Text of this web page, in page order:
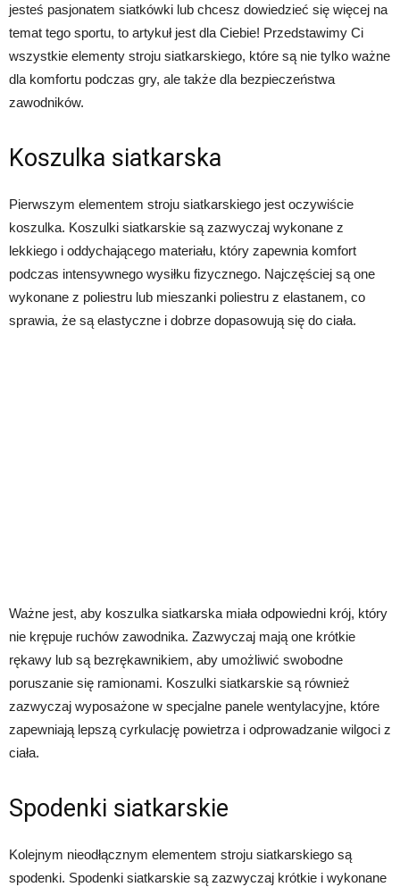
jesteś pasjonatem siatkówki lub chcesz dowiedzieć się więcej na
temat tego sportu, to artykuł jest dla Ciebie! Przedstawimy Ci
wszystkie elementy stroju siatkarskiego, które są nie tylko ważne
dla komfortu podczas gry, ale także dla bezpieczeństwa
zawodników.
Koszulka siatkarska
Pierwszym elementem stroju siatkarskiego jest oczywiście
koszulka. Koszulki siatkarskie są zazwyczaj wykonane z
lekkiego i oddychającego materiału, który zapewnia komfort
podczas intensywnego wysiłku fizycznego. Najczęściej są one
wykonane z poliestru lub mieszanki poliestru z elastanem, co
sprawia, że są elastyczne i dobrze dopasowują się do ciała.
Ważne jest, aby koszulka siatkarska miała odpowiedni krój, który
nie krępuje ruchów zawodnika. Zazwyczaj mają one krótkie
rękawy lub są bezrękawnikiem, aby umożliwić swobodne
poruszanie się ramionami. Koszulki siatkarskie są również
zazwyczaj wyposażone w specjalne panele wentylacyjne, które
zapewniają lepszą cyrkulację powietrza i odprowadzanie wilgoci z
ciała.
Spodenki siatkarskie
Kolejnym nieodłącznym elementem stroju siatkarskiego są
spodenki. Spodenki siatkarskie są zazwyczaj krótkie i wykonane